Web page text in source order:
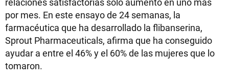
por mes. En este ensayo de 24 semanas, la
farmacéutica que ha desarrollado la flibanserina,
Sprout Pharmaceuticals, afirma que ha conseguido
ayudar a entre el 46% y el 60% de las mujeres que lo
tomaron.